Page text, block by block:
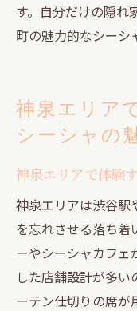
す。自分だけの隠れ
町の魅力的なシーシ
神泉エリア
シーシャの
神泉エリアで体験
神泉エリアは渋谷駅
を忘れさせる落ち着
ーやシーシャカフェ
した店舗設計が多い
ーテン仕切りの席